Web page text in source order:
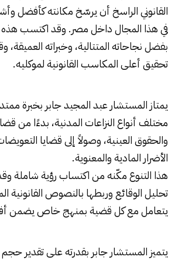
القانوني الراسخ أن يرسّخ مكانته
في هذا المجال داخل مصر. وقد اكتسب هذه
بفضل نجاحاته المتتالية، وخبراته العميقة،
تحقيق أعلى المكاسب القانونية لموكليه.
يمتاز المستشار عبد المجيد جابر بخبرة
مختلف أنواع النزاعات المدنية، بدءًا من
والحقوق العينية، وصولاً إلى قضايا
الأضرار المادية والمعنوية.
هذا التنوع مكّنه من اكتساب رؤية شاملة
تحليل الوقائع وربطها بالنصوص القانونية
يتعامل مع كل قضية بمنهج خاص يضمن
يتميز المستشار جابر بقدرته على تقدير